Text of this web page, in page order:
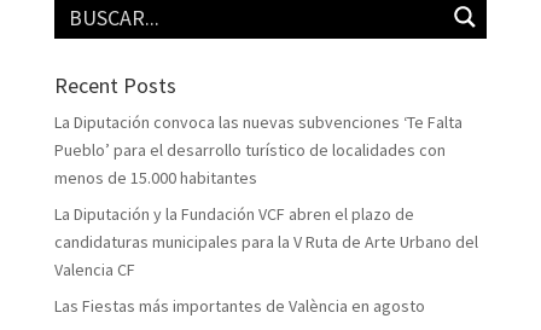
Recent Posts
La Diputación convoca las nuevas subvenciones ‘Te Falta
Pueblo’ para el desarrollo turístico de localidades con
menos de 15.000 habitantes
La Diputación y la Fundación VCF abren el plazo de
candidaturas municipales para la V Ruta de Arte Urbano del
Valencia CF
Las Fiestas más importantes de València en agosto